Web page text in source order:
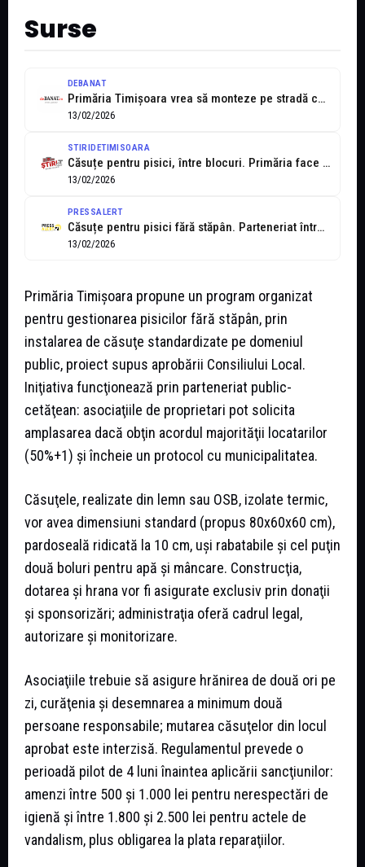
Surse
DEBANAT
Primăria Timișoara vrea să monteze pe stradă căsuțe pentru pisicile fără stăpân
13/02/2026
STIRIDETIMISOARA
Căsuțe pentru pisici, între blocuri. Primăria face regulament, locatarii se ocupă
13/02/2026
PRESSALERT
Căsuțe pentru pisici fără stăpân. Parteneriat între Primăria Timișoara și asociațiile de...
13/02/2026
Primăria Timișoara propune un program organizat
pentru gestionarea pisicilor fără stăpân, prin
instalarea de căsuţe standardizate pe domeniul
public, proiect supus aprobării Consiliului Local.
Iniţiativa funcţionează prin parteneriat public-
cetăţean: asociaţiile de proprietari pot solicita
amplasarea dacă obţin acordul majorităţii locatarilor
(50%+1) şi încheie un protocol cu municipalitatea.
Căsuţele, realizate din lemn sau OSB, izolate termic,
vor avea dimensiuni standard (propus 80x60x60 cm),
pardoseală ridicată la 10 cm, uşi rabatabile şi cel puţin
două boluri pentru apă şi mâncare. Construcţia,
dotarea şi hrana vor fi asigurate exclusiv prin donaţii
şi sponsorizări; administraţia oferă cadrul legal,
autorizare şi monitorizare.
Asociaţiile trebuie să asigure hrănirea de două ori pe
zi, curăţenia şi desemnarea a minimum două
persoane responsabile; mutarea căsuţelor din locul
aprobat este interzisă. Regulamentul prevede o
perioadă pilot de 4 luni înaintea aplicării sancţiunilor:
amenzi între 500 şi 1.000 lei pentru nerespectări de
igienă şi între 1.800 şi 2.500 lei pentru actele de
vandalism, plus obligarea la plata reparaţiilor.